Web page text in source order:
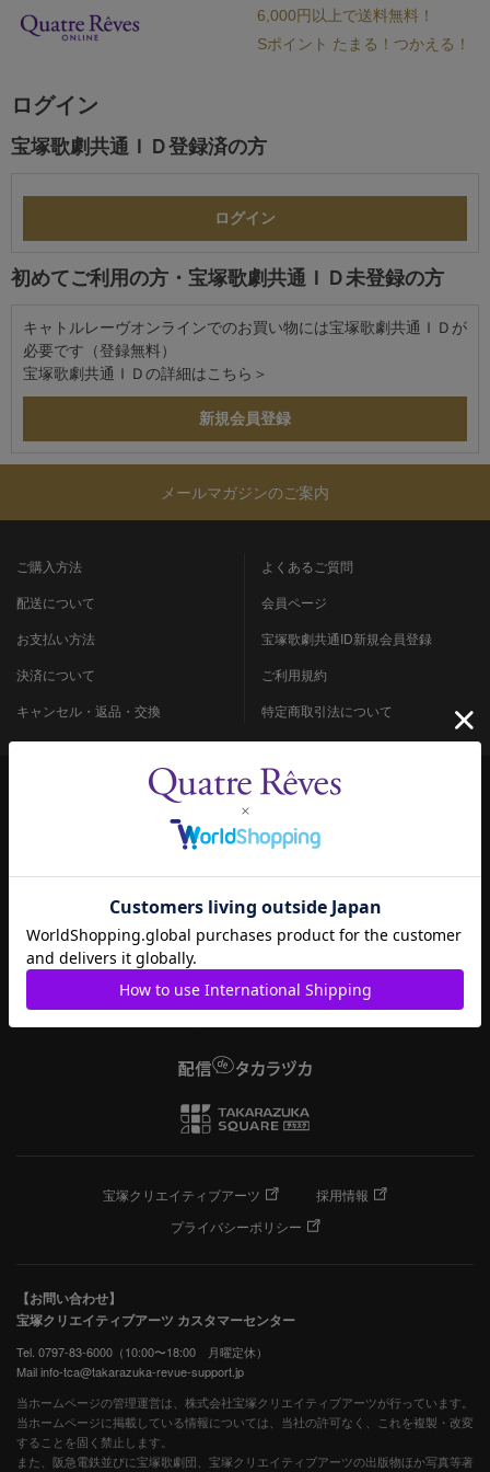
6,000円以上で送料無料！
Sポイント たまる！つかえる！
ログイン
宝塚歌劇共通ＩＤ登録済の方
初めてご利用の方・宝塚歌劇共通ＩＤ未登録の方
キャトルレーヴオンラインでのお買い物には宝塚歌劇共通ＩＤが
必要です（登録無料）
宝塚歌劇共通ＩＤの詳細は こちら＞
メールマガジンのご案内
ご購入方法
配送について
お支払い方法
決済について
キャンセル・返品・交換
よくあるご質問
会員ページ
宝塚歌劇共通ID新規会員登録
ご利用規約
特定商取引法について
宝塚クリエイティブアーツ
採用情報
プライバシーポリシー
【お問い合わせ】
宝塚クリエイティブアーツ カスタマーセンター
Tel. 0797-83-6000（10:00〜18:00 月曜定休）
Mail info-tca@takarazuka-revue-support.jp
当ホームページの管理運営は、株式会社宝塚クリエイティブアーツが行っています。
当ホームページに掲載している情報については、当社の許可なく、これを複製・改変
することを固く禁止します。
また、阪急電鉄並びに宝塚歌劇団、宝塚クリエイティブアーツの出版物ほか写真等著